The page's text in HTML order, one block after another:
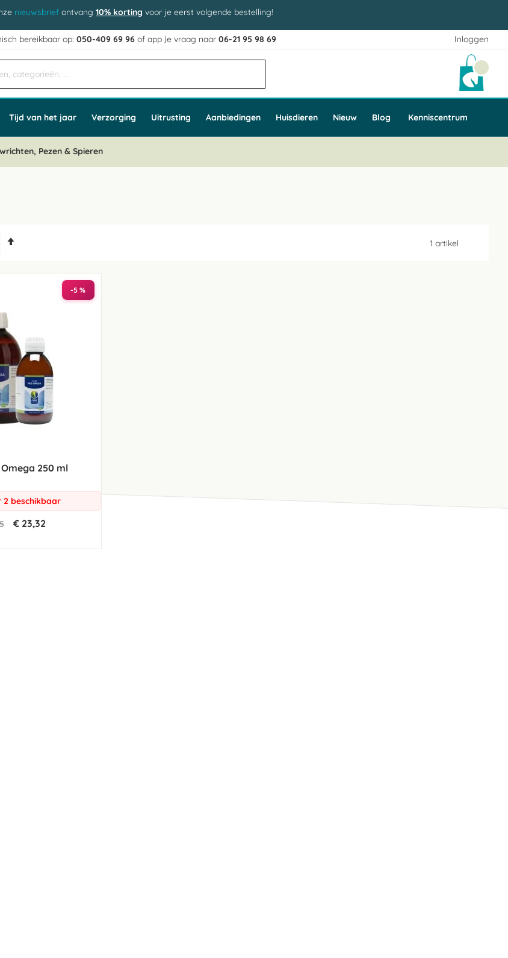
nieuwsbrief ontvang 10% korting voor je eerst volgende bestelling!
Inloggen
bereikbaar op:050-409 69 96 of app je vraag naar06-21 95 98 69
Tijd van het jaar Verzorging Uitrusting Aanbiedingen Huisdieren Nieuw Blog Kenniscentrum
Pezen & Spieren
1 artikel
-5 %
Omega 250 ml
2 beschikbaar
€ 23,32